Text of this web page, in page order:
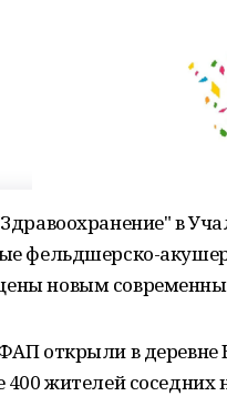
в
фельдшерско-
новым
открыли в
400 жителей соседних